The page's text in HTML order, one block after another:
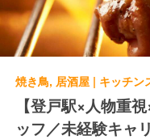
焼き鳥, 居酒屋 | キッチン
【登戸駅×人物重
ッフ／未経験キャ